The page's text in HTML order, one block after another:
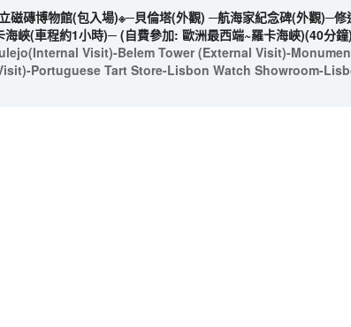
磁磚博物館(包入場)※─貝倫塔(外觀) ─航海家紀念碑(外觀)─
峽(車程約1小時)─ (自費參加: 歐洲最西端~羅卡海峽)(40分
Visit)-Belem Tower (External Visit)-
Portuguese Tart Store-Lisbon Watch Showroom-